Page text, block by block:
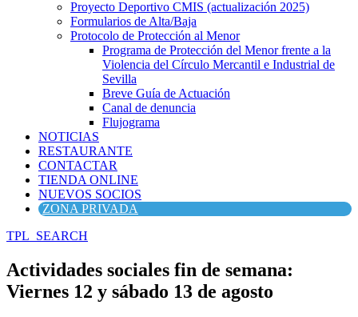
Proyecto Deportivo CMIS (actualización 2025)
Formularios de Alta/Baja
Protocolo de Protección al Menor
Programa de Protección del Menor frente a la
Violencia del Círculo Mercantil e Industrial de
Sevilla
Breve Guía de Actuación
Canal de denuncia
Flujograma
NOTICIAS
RESTAURANTE
CONTACTAR
TIENDA ONLINE
NUEVOS SOCIOS
ZONA PRIVADA
TPL_SEARCH
Actividades sociales fin de semana:
Viernes 12 y sábado 13 de agosto